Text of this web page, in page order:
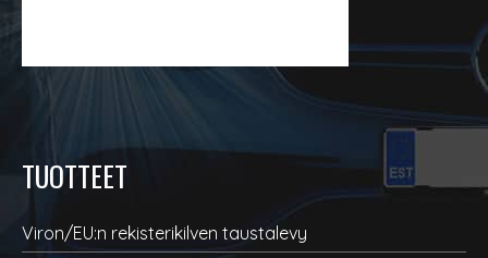
TUOTTEET
Viron/EU:n rekisterikilven taustalevy